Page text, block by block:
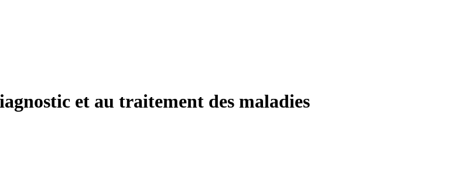
et au traitement des maladies